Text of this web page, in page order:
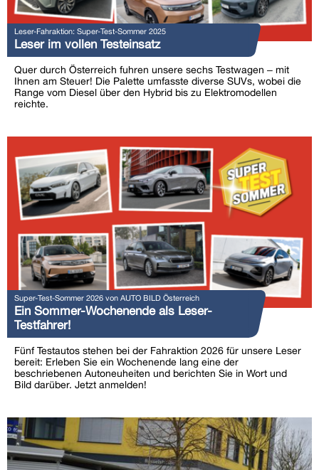
Leser-Fahraktion: Super-Test-Sommer 2025
Leser im vollen Testeinsatz
Quer durch Österreich fuhren unsere sechs Testwagen – mit
Ihnen am Steuer! Die Palette umfasste diverse SUVs, wobei die
Range vom Diesel über den Hybrid bis zu Elektromodellen
reichte.
Super-Test-Sommer 2026 von AUTO BILD Österreich
Ein Sommer-Wochenende als Leser-
Testfahrer!
Fünf Testautos stehen bei der Fahraktion 2026 für unsere Leser
bereit: Erleben Sie ein Wochenende lang eine der
beschriebenen Autoneuheiten und berichten Sie in Wort und
Bild darüber. Jetzt anmelden!